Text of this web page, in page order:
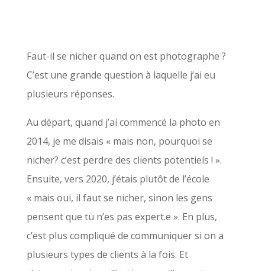
Faut-il se nicher quand on est photographe ?
C’est une grande question à laquelle j’ai eu
plusieurs réponses.
Au départ, quand j’ai commencé la photo en
2014, je me disais « mais non, pourquoi se
nicher? c’est perdre des clients potentiels ! ».
Ensuite, vers 2020, j’étais plutôt de l’école
« mais oui, il faut se nicher, sinon les gens
pensent que tu n’es pas expert.e ». En plus,
c’est plus compliqué de communiquer si on a
plusieurs types de clients à la fois. Et